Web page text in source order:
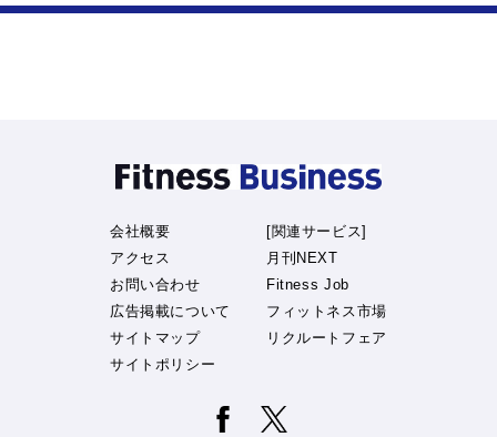
会社概要
アクセス
お問い合わせ
広告掲載について
サイトマップ
サイトポリシー
[関連サービス]
月刊NEXT
Fitness Job
フィットネス市場
リクルートフェア